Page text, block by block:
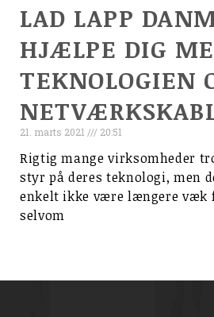
LAD LAPP
HJÆLPE DIG
TEKNOLOGIEN
21. marts 2021 20:51
Rigtig mange virksomheder
styr på deres teknologi, men
enkelt ikke være længere væk
selvom